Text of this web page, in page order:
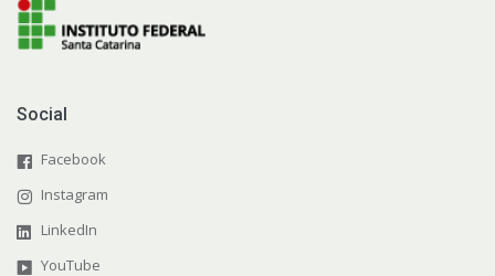
Social
Facebook
Instagram
LinkedIn
YouTube